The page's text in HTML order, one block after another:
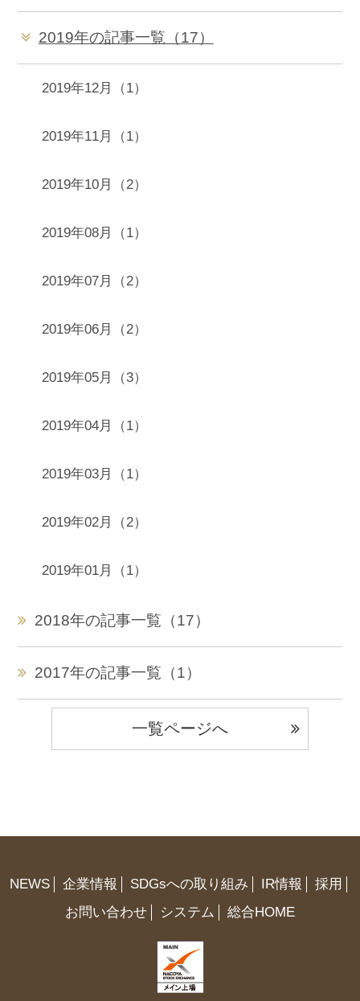
2019年の記事一覧（17）
2019年12月（1）
2019年11月（1）
2019年10月（2）
2019年08月（1）
2019年07月（2）
2019年06月（2）
2019年05月（3）
2019年04月（1）
2019年03月（1）
2019年02月（2）
2019年01月（1）
2018年の記事一覧（17）
2017年の記事一覧（1）
一覧ページへ
NEWS 企業情報 SDGsへの取り組み IR情報
採用
お問い合わせ
システム 総合HOME